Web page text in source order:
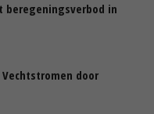
beregeningsverbod in
door